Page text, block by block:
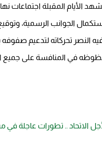
الأيام المقبلة اجتماعات
الجوانب الرسمية،
النصر تحركاته لتدعيم صفوفه
في المنافسة على جميع
الاتحاد .. تطورات عاجلة في